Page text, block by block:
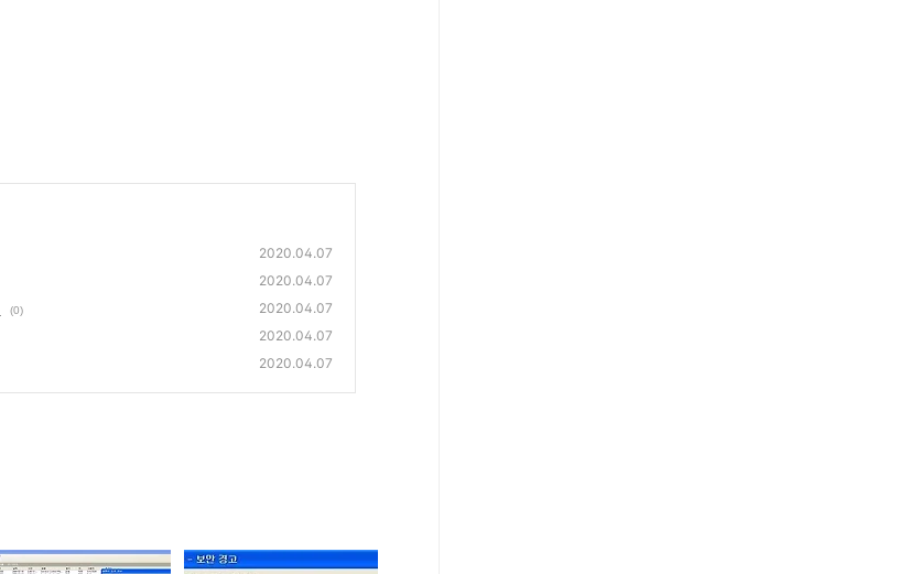
2020.04.07
2020.04.07
(0) 2020.04.07
2020.04.07
2020.04.07